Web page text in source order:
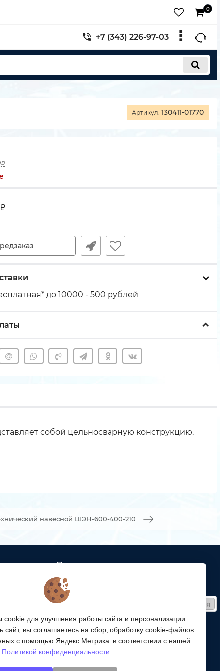
0
+7 (343) 226-97-03
Артикул: 130411-01770
₽
до 10000 - 500 рублей
собой цельносварную конструкцию.
навесной ШЭН-600-400-210
кабельных
связи
Подписка
Получайте только полезные статьи!
Подписаться
Согласен на обработку персональных данных
Мы в соцсетях:
для улучшения работы сайта и персонализации.
сайт, вы соглашаетесь на сбор, обработку cookie-файлов
с помощью Яндекс.Метрика, в соответствии с нашей
Политикой конфиденциальности.